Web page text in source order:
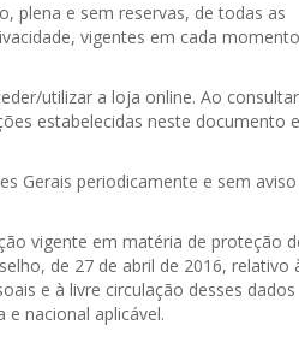
plena e sem reservas, de todas as
vigentes em cada
utilizar a loja online. Ao
estabelecidas neste documento e
Gerais periodicamente e sem
vigente em matéria de proteção
de 27 de abril de 2016, relativo
e à livre circulação desses dados
e nacional aplicável.